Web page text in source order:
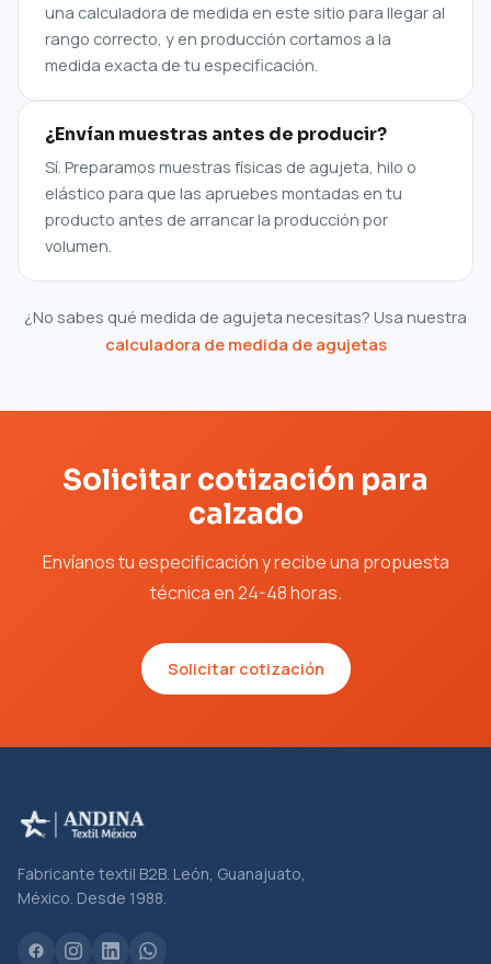
una calculadora de medida en este sitio para llegar al
rango correcto, y en producción cortamos a la
medida exacta de tu especificación.
¿Envían muestras antes de producir?
Sí. Preparamos muestras físicas de agujeta, hilo o
elástico para que las apruebes montadas en tu
producto antes de arrancar la producción por
volumen.
¿No sabes qué medida de agujeta necesitas? Usa nuestra
calculadora de medida de agujetas
Solicitar cotización para
calzado
Envíanos tu especificación y recibe una propuesta
técnica en 24-48 horas.
Solicitar cotización
Fabricante textil B2B. León, Guanajuato,
México. Desde 1988.